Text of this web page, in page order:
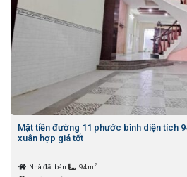
Mặt tiền đường 11 phước bình diện tích
xuân hợp giá tốt
Nhà đất bán 94m 2